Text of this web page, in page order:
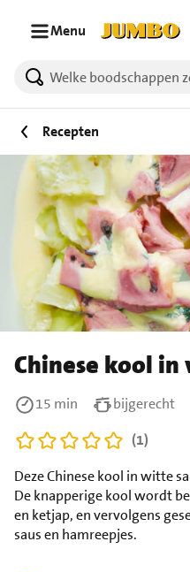
Menu
Recepten
Chinese kool in
Deze Chinese kool in witte
De knapperige kool wordt
en ketjap, en vervolgens
saus en hamreepjes.
15 min
bijgerecht
(1)